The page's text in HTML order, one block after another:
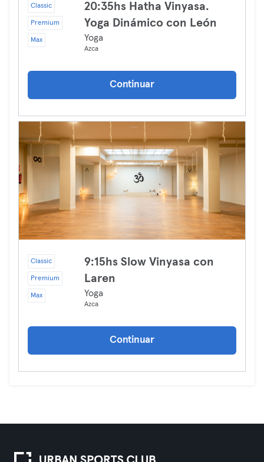
Classic
Premium
Max
20:35hs Hatha Vinyasa.
Yoga Dinámico con León
Yoga
Azca
Continuar
Classic
Premium
Max
9:15hs Slow Vinyasa con
Laren
Yoga
Azca
Continuar